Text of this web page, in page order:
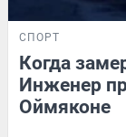
СПОРТ
Когда
Инженер
Оймяконе